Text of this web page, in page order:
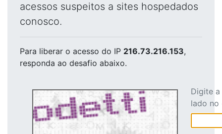
acessos suspeitos a sites hospedados
conosco.
Para liberar o acesso do IP 216.73.216.153,
responda ao desafio abaixo.
Digite
lado no